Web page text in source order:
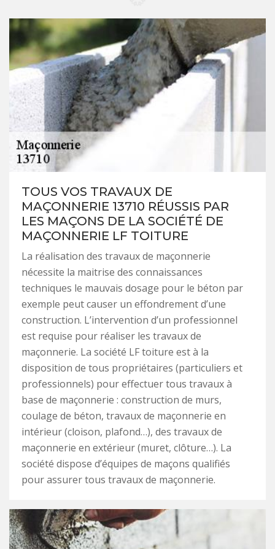
TOUS VOS TRAVAUX DE
MAÇONNERIE 13710 RÉUSSIS PAR
LES MAÇONS DE LA SOCIÉTÉ DE
MAÇONNERIE LF TOITURE
La réalisation des travaux de maçonnerie
nécessite la maitrise des connaissances
techniques le mauvais dosage pour le béton par
exemple peut causer un effondrement d’une
construction. L’intervention d’un professionnel
est requise pour réaliser les travaux de
maçonnerie. La société LF toiture est à la
disposition de tous propriétaires (particuliers et
professionnels) pour effectuer tous travaux à
base de maçonnerie : construction de murs,
coulage de béton, travaux de maçonnerie en
intérieur (cloison, plafond…), des travaux de
maçonnerie en extérieur (muret, clôture…). La
société dispose d’équipes de maçons qualifiés
pour assurer tous travaux de maçonnerie.